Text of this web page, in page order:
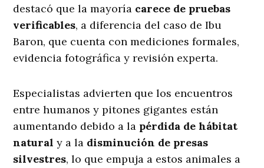
destacó que la mayoría carece de pruebas
verificables, a diferencia del caso de Ibu
Baron, que cuenta con mediciones formales,
evidencia fotográfica y revisión experta.
Especialistas advierten que los encuentros
entre humanos y pitones gigantes están
aumentando debido a la pérdida de hábitat
natural y a la disminución de presas
silvestres, lo que empuja a estos animales a